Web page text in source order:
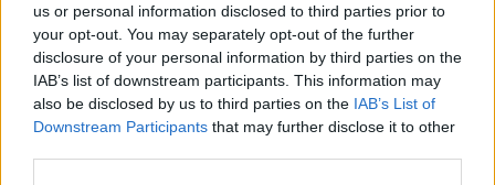
us or personal information disclosed to third parties prior to
your opt-out. You may separately opt-out of the further
disclosure of your personal information by third parties on the
IAB’s list of downstream participants. This information may
also be disclosed by us to third parties on the IAB’s List of
Downstream Participants that may further disclose it to other
Condividi l'articolo
F
a
ce
b
T
w
it
te
Pi
n
te
re
W
h
at
s
S
h
a
re
Articolo precedente